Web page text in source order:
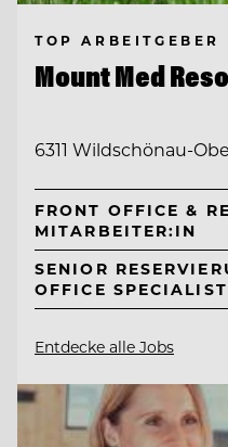
TOP ARBEITGEBER
Mount Med
6311 Wildschönau-
FRONT OFFICE &
MITARBEITER:IN
SENIOR
OFFICE
Entdecke alle Jobs